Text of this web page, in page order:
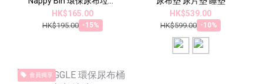
袋
HK$165.00
HK$195.00 -15%
HK$539.00
HK$599.00 -10%
會員獨享